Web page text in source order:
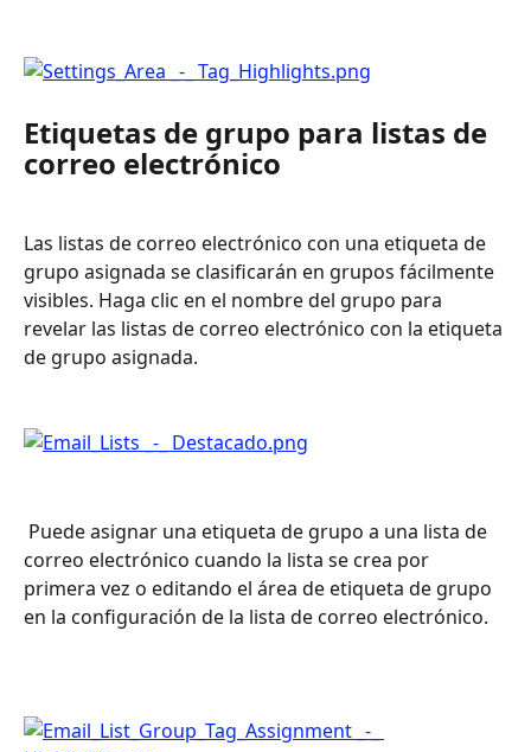
Etiquetas de grupo para listas de
correo electrónico
Las listas de correo electrónico con una etiqueta de
grupo asignada se clasificarán en grupos fácilmente
visibles. Haga clic en el nombre del grupo para
revelar las listas de correo electrónico con la etiqueta
de grupo asignada.
correo electrónico cuando la lista se crea por
primera vez o editando el área de etiqueta de grupo
en la configuración de la lista de correo electrónico.